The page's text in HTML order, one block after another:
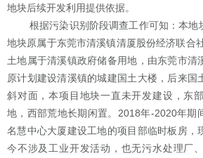
地块后续开发利用提供依据。
根据污染识别阶段调查工作可知 ：本
地块原属于东莞市清溪镇清厦股份经济联合
土地属于清溪镇政府储备用地，由东莞市清
原计划建设清溪镇的城建国土大楼，后来国
斜对面，本项目地块一直未开发建设，东
地，西部荒地长期闲置。 2018年-2020年期
名慧中心大厦建设工地的项目部临时板房，
今不涉及工业开发活动，也无污水处理厂